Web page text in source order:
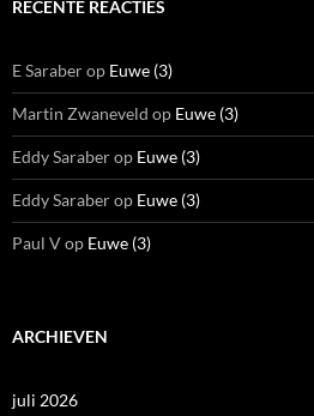
RECENTE REACTIES
E Saraberop Euwe (3)
Martin Zwaneveld op Euwe (3)
Eddy Saraberop Euwe (3)
Eddy Saraberop Euwe (3)
Paul Vop Euwe (3)
ARCHIEVEN
juli 2026